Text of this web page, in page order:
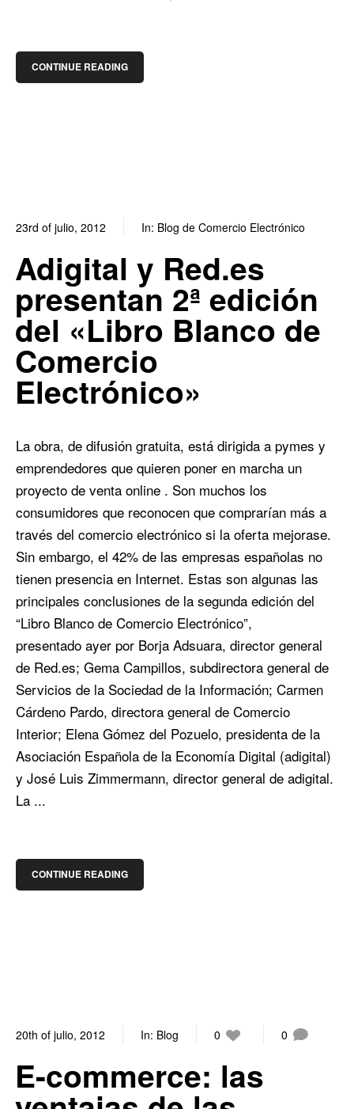
CONTINUE READING
23rd of julio, 2012 In: Blog de Comercio Electrónico
Adigital y Red.es
presentan 2ª edición
del «Libro Blanco de
Comercio
Electrónico»
La obra, de difusión gratuita, está dirigida a pymes y
emprendedores que quieren poner en marcha un
proyecto de venta online . Son muchos los
consumidores que reconocen que comprarían más a
través del comercio electrónico si la oferta mejorase.
Sin embargo, el 42% de las empresas españolas no
tienen presencia en Internet. Estas son algunas las
principales conclusiones de la segunda edición del
“Libro Blanco de Comercio Electrónico”,
presentado ayer por Borja Adsuara, director general
de Red.es; Gema Campillos, subdirectora general de
Servicios de la Sociedad de la Información; Carmen
Cárdeno Pardo, directora general de Comercio
Interior; Elena Gómez del Pozuelo, presidenta de la
Asociación Española de la Economía Digital (adigital)
y José Luis Zimmermann, director general de adigital.
La ...
CONTINUE READING
20th of julio, 2012 In: Blog 0 0
E-commerce: las